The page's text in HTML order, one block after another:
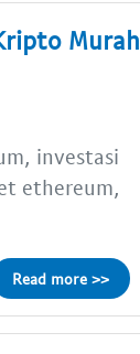
Murah
investasi
ethereum,
Read more >>